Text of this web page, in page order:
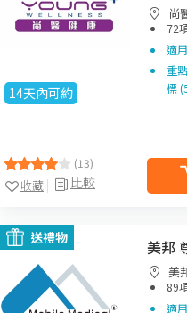
14天內可約
(13)
比較
收藏
尚
72
適
重
標
送禮物 美邦
美
89
適